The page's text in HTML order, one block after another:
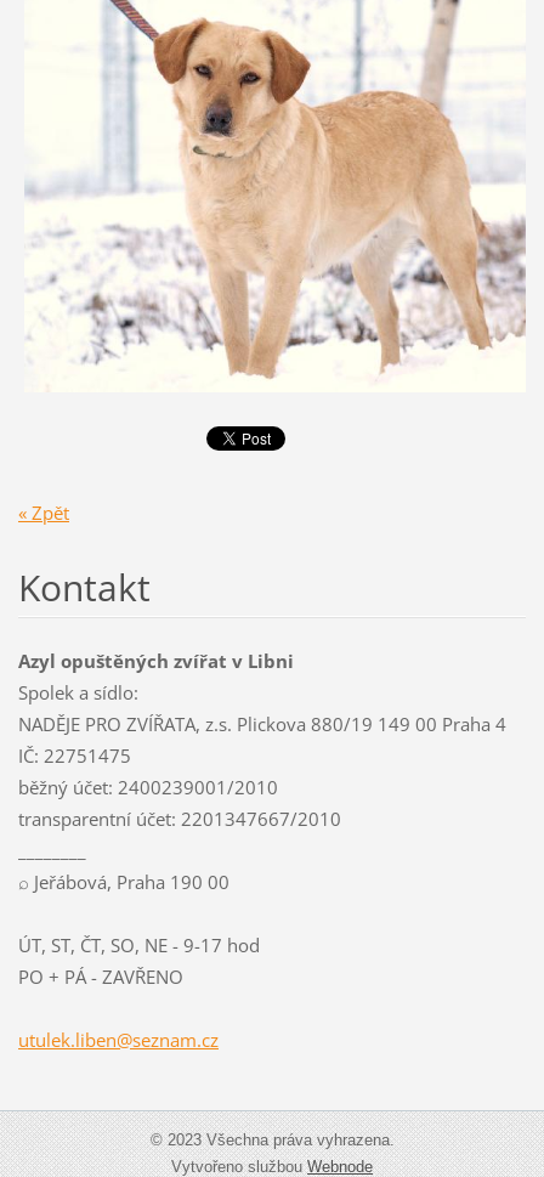
« Zpět
Kontakt
Azyl opuštěných zvířat v Libni
Spolek a sídlo:
NADĚJE PRO ZVÍŘATA, z.s. Plickova 880/19 149 00 Praha 4
IČ: 22751475
běžný účet: 2400239001/2010
transparentní účet: 2201347667/2010
⌕ Jeřábová, Praha 190 00
ÚT, ST, ČT, SO, NE - 9-17 hod
PO + PÁ - ZAVŘENO
utulek.liben@seznam.cz
© 2023 Všechna práva vyhrazena.
Vytvořeno službouWebnode